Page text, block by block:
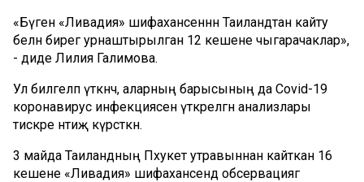
«Бүген «Ливадия» шифаханәсеннән Таиландтан кайту
белән бирегә урнаштырылган 12 кешене чыгарачаклар»,
- диде Лилия Галимова.
Ул билгеләп үткәнчә, аларның барысының да Covid-19
коронавирус инфекциясенә үткәрелгән анализлары
тискәре нәтиҗә күрсәткән.
3 майда Таиландның Пхукет утравыннан кайткан 16
кешене «Ливадия» шифаханәсендә обсервациягә